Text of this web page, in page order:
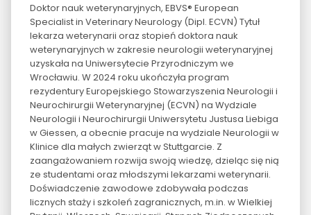
Doktor nauk weterynaryjnych, EBVS® European
Specialist in Veterinary Neurology (Dipl. ECVN) Tytuł
lekarza weterynarii oraz stopień doktora nauk
weterynaryjnych w zakresie neurologii weterynaryjnej
uzyskała na Uniwersytecie Przyrodniczym we
Wrocławiu. W 2024 roku ukończyła program
rezydentury Europejskiego Stowarzyszenia Neurologii i
Neurochirurgii Weterynaryjnej (ECVN) na Wydziale
Neurologii i Neurochirurgii Uniwersytetu Justusa Liebiga
w Giessen, a obecnie pracuje na wydziale Neurologii w
Klinice dla małych zwierząt w Stuttgarcie. Z
zaangażowaniem rozwija swoją wiedzę, dzieląc się nią
ze studentami oraz młodszymi lekarzami weterynarii.
Doświadczenie zawodowe zdobywała podczas
licznych staży i szkoleń zagranicznych, m.in. w Wielkiej